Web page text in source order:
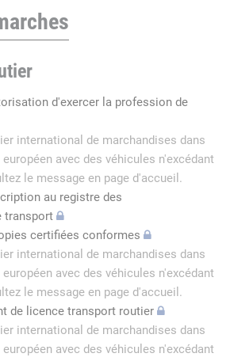
d'exercer la profession de
international de marchandises dans
avec des véhicules n'excédant
le message en page d'accueil.
au registre des
transport
certifiées conformes
international de marchandises dans
avec des véhicules n'excédant
le message en page d'accueil.
de licence transport routier
international de marchandises dans
avec des véhicules n'excédant